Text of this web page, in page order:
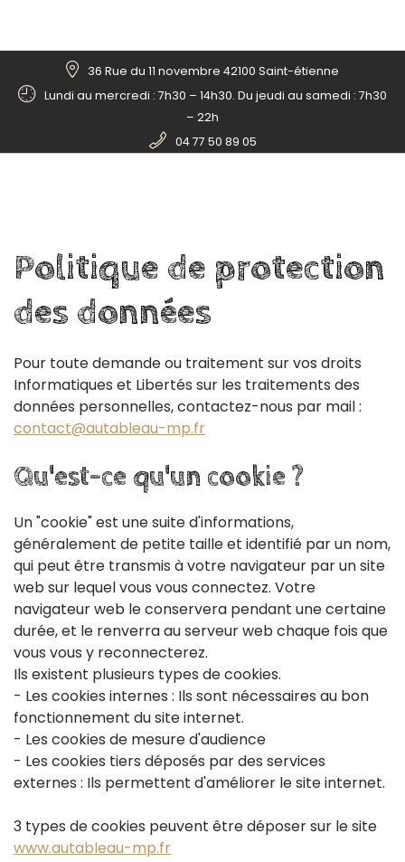
36 Rue du 11 novembre 42100 Saint-étienne
Lundi au mercredi : 7h30 – 14h30. Du jeudi au samedi : 7h30
– 22h
04 77 50 89 05
Politique de protection
des données
Pour toute demande ou traitement sur vos droits
Informatiques et Libertés sur les traitements des
données personnelles, contactez-nous par mail :
contact@autableau-mp.fr
Qu'est-ce qu'un cookie ?
Un "cookie" est une suite d'informations,
généralement de petite taille et identifié par un nom,
qui peut être transmis à votre navigateur par un site
web sur lequel vous vous connectez. Votre
navigateur web le conservera pendant une certaine
durée, et le renverra au serveur web chaque fois que
vous vous y reconnecterez.
Ils existent plusieurs types de cookies.
- Les cookies internes : Ils sont nécessaires au bon
fonctionnement du site internet.
- Les cookies de mesure d'audience
- Les cookies tiers déposés par des services
externes : Ils permettent d'améliorer le site internet.
3 types de cookies peuvent être déposer sur le site
www.autableau-mp.fr